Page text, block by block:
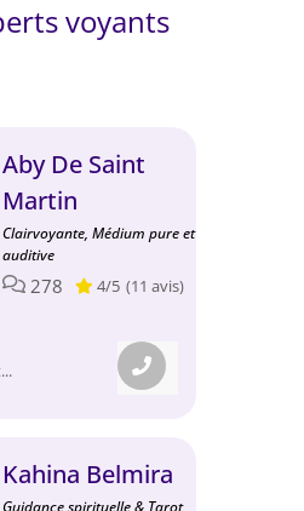
voyants
Aby De Saint
Martin
Clairvoyante, Médium pure et
auditive
278 4/5 (11 avis)
Kahina Belmira